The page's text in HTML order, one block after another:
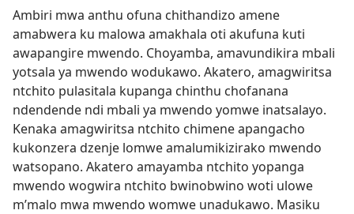
Ambiri mwa anthu ofuna chithandizo amene
amabwera ku malowa amakhala oti akufuna kuti
awapangire mwendo. Choyamba, amavundikira mbali
yotsala ya mwendo wodukawo. Akatero, amagwiritsa
ntchito pulasitala kupanga chinthu chofanana
ndendende ndi mbali ya mwendo yomwe inatsalayo.
Kenaka amagwiritsa ntchito chimene apangacho
kukonzera dzenje lomwe amalumikizirako mwendo
watsopano. Akatero amayamba ntchito yopanga
mwendo wogwira ntchito bwinobwino woti ulowe
m’malo mwa mwendo womwe unadukawo. Masiku